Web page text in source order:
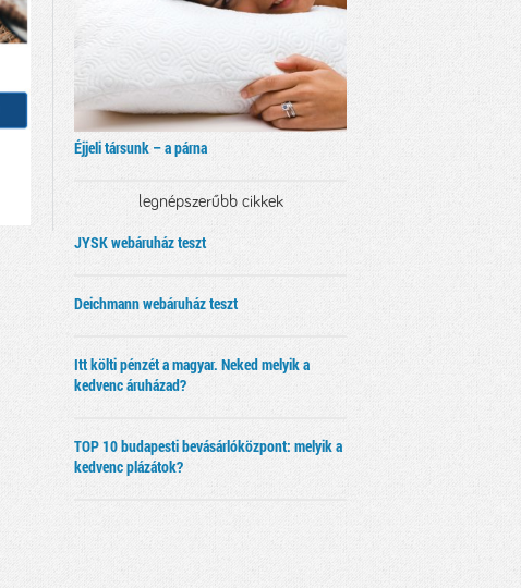
Éjjeli társunk – a párna
legnépszerűbb cikkek
JYSK webáruház teszt
Deichmann webáruház teszt
Itt költi pénzét a magyar. Neked melyik a
kedvenc áruházad?
TOP 10 budapesti bevásárlóközpont: melyik a
kedvenc plázátok?